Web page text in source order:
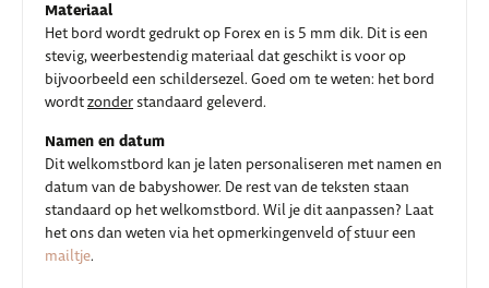
Materiaal
Het bord wordt gedrukt op Forex en is 5 mm dik. Dit is een
stevig, weerbestendig materiaal dat geschikt is voor op
bijvoorbeeld een schildersezel. Goed om te weten: het bord
wordtzonderstandaard geleverd.
Namen en datum
Dit welkomstbord kan je laten personaliseren met namen en
datum van de babyshower. De rest van de teksten staan
standaard op het welkomstbord. Wil je dit aanpassen? Laat
het ons dan weten via het opmerkingenveld of stuur een
mailtje.